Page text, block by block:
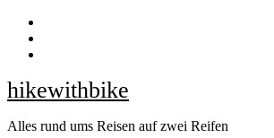
Zum
Inhalt
springen
hikewithbike
Alles rund ums Reisen auf zwei Reifen